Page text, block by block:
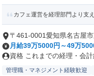
カフェ運営を経理部門より支
〒461-0001愛知県名古屋
月給39万5000円～49万
資格 これまでの経理・会
管理職・マネジメント経験歓迎